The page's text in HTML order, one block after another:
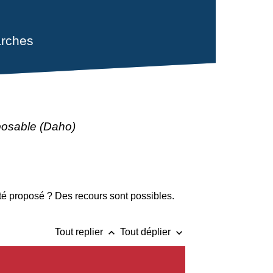
(Daho)
proposé ? Des recours sont possibles.
Tout replier keyboard_arrow_up Tout déplier keyboard_arrow_down